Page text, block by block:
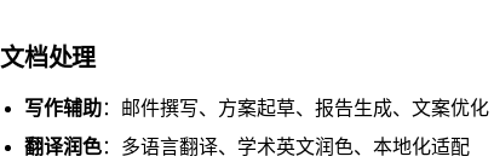
文档处理
写作辅助：邮件撰写、方案起草、报告生成、文案优化
翻译润色：多语言翻译、学术英文润色、本地化适配